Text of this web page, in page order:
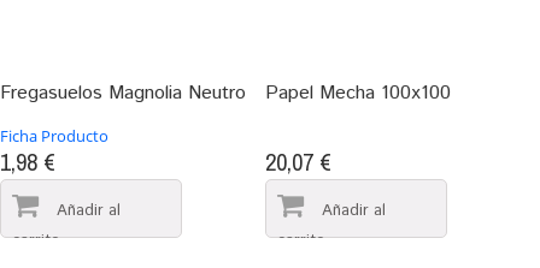
Fregasuelos Magnolia Neutro
Ficha Producto
1,98 €
Papel Mecha 100x100
20,07 €